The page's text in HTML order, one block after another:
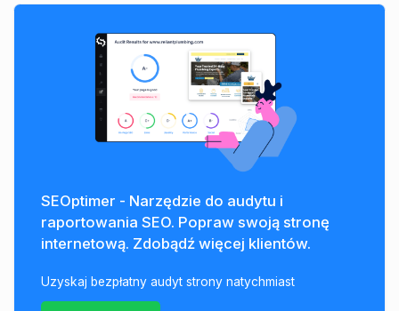
SEOptimer - Narzędzie do audytu i
raportowania SEO. Popraw swoją stronę
internetową. Zdobądź więcej klientów.
Uzyskaj bezpłatny audyt strony natychmiast